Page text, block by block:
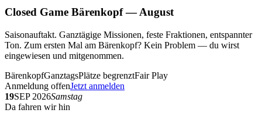
Closed Game Bärenkopf — August
Saisonauftakt. Ganztägige Missionen, feste Fraktionen, entspannter
Ton. Zum ersten Mal am Bärenkopf? Kein Problem — du wirst
eingewiesen und mitgenommen.
BärenkopfGanztagsPlätze begrenztFair Play
Anmeldung offenJetzt anmelden
19SEP 2026Samstag
Da fahren wir hin